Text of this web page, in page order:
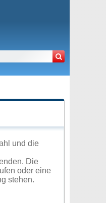
und die
Die
oder eine
stehen.